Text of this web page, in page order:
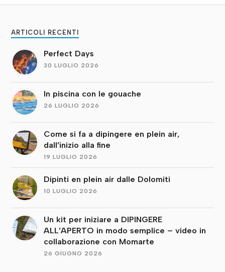
ARTICOLI RECENTI
Perfect Days
30 LUGLIO 2026
In piscina con le gouache
26 LUGLIO 2026
Come si fa a dipingere en plein air,
dall’inizio alla fine
19 LUGLIO 2026
Dipinti en plein air dalle Dolomiti
10 LUGLIO 2026
Un kit per iniziare a DIPINGERE
ALL’APERTO in modo semplice – video in
collaborazione con Momarte
26 GIUGNO 2026